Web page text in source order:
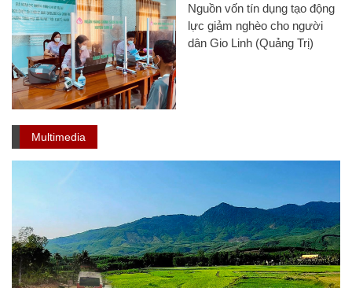
Nguồn vốn tín dụng tạo động
lực giảm nghèo cho người
dân Gio Linh (Quảng Trị)
Multimedia